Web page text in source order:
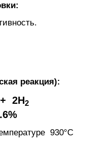
реакция):
2H2
930°C